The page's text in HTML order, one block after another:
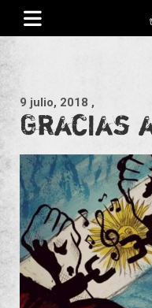
Saltar
contenido
La Poderosa
Revista de cultura villera,
9 julio, 2018 ,
Gracias